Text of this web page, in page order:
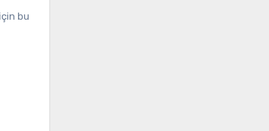
bu